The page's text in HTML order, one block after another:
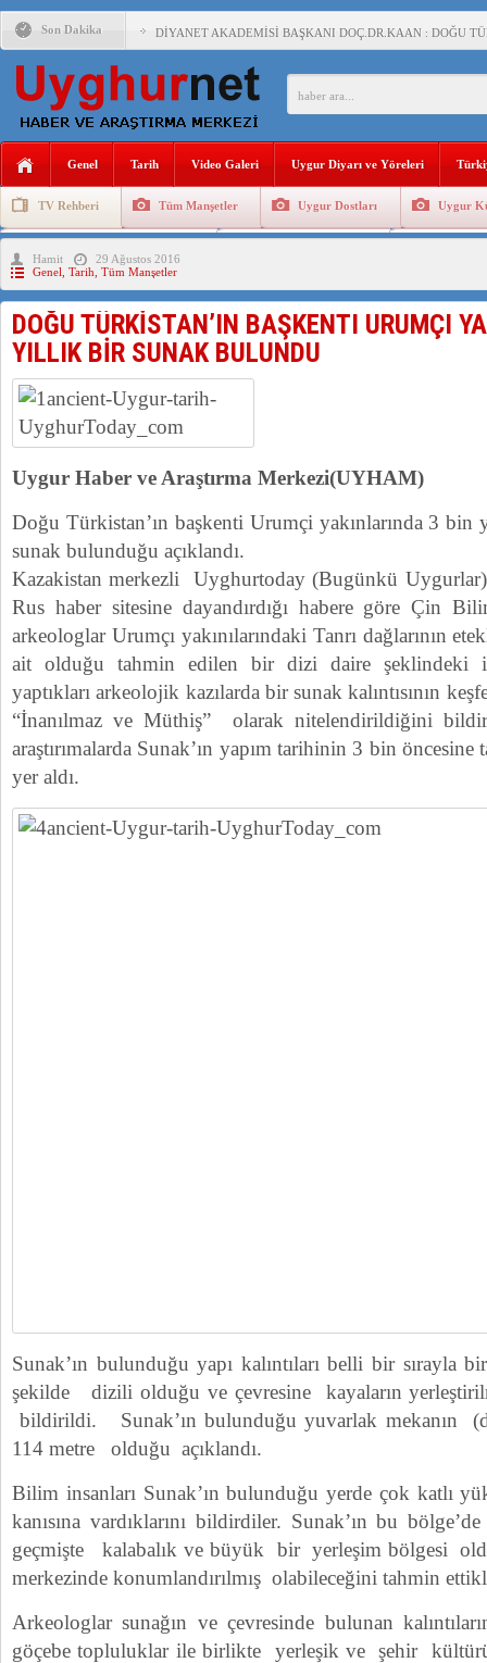
Son Dakika DİYANET AKADEMİSİ BAŞKANI DOÇ.DR.KAAN : DOĞU
150 YILDIR KAYNAYAN YARAMIZ : ÇİN İŞGALİNDEKİ
MHP’DEN URUMÇİ KATLİAMI MESAJİ : 05.07.2009
ÇİN’İN ANKARA BÜYÜKELÇİSİ JİANG’İN TRABZON
SAADET PARTİSİ İLÇE BAŞKANI : TEMMUZ AYI,DOĞU
İŞGALCİ ÇİN,DOĞU TÜRKİSTAN’DA EN AZ 143 BİN
Genel Tarih Video Galeri Uygur Diyarı ve Yöreleri
TV Rehberi Tüm Manşetler Uygur Dostları Uygur
Uygurlarda Düğün ve Cenaze
Hamit
29 Ağustos 2016
Genel Tarih Tüm Manşetler
DOĞU TÜRKİSTAN’IN BAŞKENTI URUMÇI
YILLIK BİR SUNAK BULUNDU
Uygur Haber ve Araştırma Merkezi(UYHAM)
Doğu Türkistan’ın başkenti Urumçi yakınlarında 3 bin
sunak bulunduğu açıklandı.
Kazakistan merkezli Uyghurtoday (Bugünkü
Rus haber sitesine dayandırdığı habere göre Çin
arkeologlar Urumçı yakınılarındaki Tanrı dağlarının
ait olduğu tahmin edilen bir dizi daire şeklindeki
yaptıkları arkeolojik kazılarda bir sunak kalıntısının
“İnanılmaz ve Müthiş” olarak nitelendirildiğini
araştırımalarda Sunak’ın yapım tarihinin 3 bin
yer aldı.
Sunak’ın bulunduğu yapı kalıntıları belli bir sırayla
şekilde dizili olduğu ve çevresine kayaların
bildirildi. Sunak’ın bulunduğu yuvarlak mekanın
114 metre olduğu açıklandı.
Bilim insanları Sunak’ın bulunduğu yerde çok katlı
kanısına vardıklarını bildirdiler. Sunak’ın bu bölge’de
geçmişte kalabalık ve büyük bir yerleşim bölgesi
merkezinde konumlandırılmış olabileceğini tahmin
Arkeologlar sunağın ve çevresinde bulunan
göçebe topluluklar ile birlikte yerleşik ve şehir